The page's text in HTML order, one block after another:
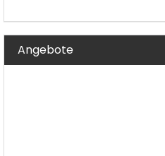
Angebote